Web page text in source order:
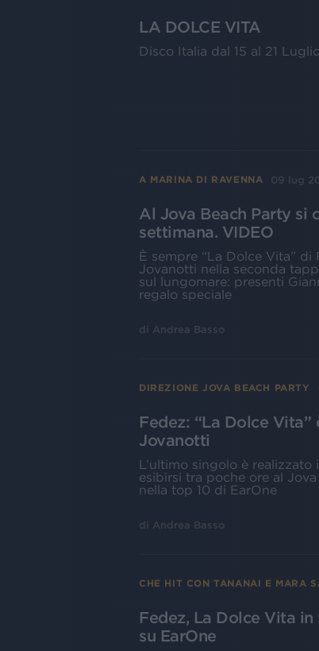
LA DOLCE VITA
Disco Italia dal 15 al 21
A MARINA DI RAVENNA 09 lug
Al Jova Beach Party si
settimana. VIDEO
È sempre “La Dolce Vita”
Jovanotti nella seconda
sul lungomare: presenti
regalo speciale
di Andrea Basso
DIREZIONE JOVA BEACH PARTY
Fedez: “La Dolce
Jovanotti
L’ultimo singolo è realizzato
esibirsi tra poche ore al
nella top 10 di EarOne
di Andrea Basso
CHE HIT CON TANANAI E MARA
Fedez, La Dolce Vita
su EarOne